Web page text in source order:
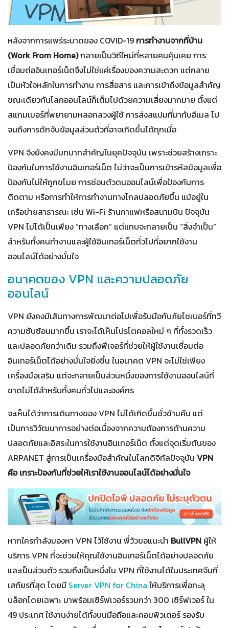
หลังจากการแพร่ระบาดของ COVID-19การทำงานจากที่บ้าน
(Work From Home)กลายเป็นวิถีใหม่ที่หลายคนคุ้นเคย การ
เชื่อมต่ออินเทอร์เน็ตจึงไม่ใช่แค่เรื่องของความสะดวก แต่กลาย
เป็นหัวใจหลักในการทำงาน การสื่อสาร และการเข้าถึงข้อมูลสำคัญ
ขณะเดียวกันโลกออนไลน์ก็เต็มไปด้วยความเสี่ยงมากมาย ตั้งแต่
สแกมเมอร์ที่พยายามหลอกลวงผู้ใช้ การส่งสแปมที่มากับอีเมล ไป
จนถึงการดักจับข้อมูลส่วนตัวที่อาจเกิดขึ้นได้ทุกเมื่อ
VPN จึงยังคงมีบทบาทสำคัญในยุคปัจจุบัน เพราะช่วยสร้างเกราะ
ป้องกันในการใช้งานอินเทอร์เน็ต ไม่ว่าจะเป็นการเข้ารหัสข้อมูลเพื่อ
ป้องกันไม่ให้ถูกขโมย การซ่อนตัวตนออนไลน์เพื่อป้องกันการ
ติดตาม หรือการทำให้การทำงานทางไกลปลอดภัยขึ้น แม้อยู่ใน
เครือข่ายสาธารณะ เช่น Wi-Fi ร้านกาแฟหรือสนามบิน ปัจจุบัน
VPN ไม่ได้เป็นเพียง “ทางเลือก” แต่แทบจะกลายเป็น “สิ่งจำเป็น”
สำหรับทั้งคนทำงานและผู้ใช้อินเทอร์เน็ตทั่วไปที่อยากใช้งาน
ออนไลน์ได้อย่างมั่นใจ
อนาคตของ VPN และความปลอดภัย
ออนไลน์
VPN ยังคงมีเส้นทางการพัฒนาต่อไปเพื่อรับมือกับภัยไซเบอร์ที่ทวี
ความซับซ้อนมากขึ้น เราจะได้เห็นโปรโตคอลใหม่ ๆ ที่ทั้งรวดเร็ว
และปลอดภัยกว่าเดิม รวมถึงฟีเจอร์ที่ช่วยให้ผู้ใช้งานเชื่อมต่อ
อินเทอร์เน็ตได้อย่างมั่นใจยิ่งขึ้น ในอนาคต VPN จะไม่ใช่เพียง
เครื่องมือเสริม แต่จะกลายเป็นส่วนหนึ่งของการใช้งานออนไลน์ที่
ขาดไม่ได้สำหรับทั้งคนทั่วไปและองค์กร
จะเห็นได้ว่าการเดินทางของ VPN ไม่ได้เกิดขึ้นชั่วข้ามคืน แต่
เป็นการวิวัฒนาการอย่างต่อเนื่องจากความต้องการด้านความ
ปลอดภัยและอิสระในการใช้งานอินเทอร์เน็ต ตั้งแต่จุดเริ่มต้นของ
ARPANET สู่การเป็นเครื่องมือสำคัญในโลกดิจิทัลปัจจุบัน VPN
คือ เกราะป้องกันที่ช่วยให้เราใช้งานออนไลน์ได้อย่างมั่นใจ
หากใครกำลังมองหา VPN ไว้ใช้งาน พี่วัวขอแนะนำ BullVPN ผู้ให้
บริการ VPN ที่จะช่วยให้คุณใช้งานอินเทอร์เน็ตได้อย่างปลอดภัย
และเป็นส่วนตัว รวมถึงเป็นหนึ่งใน VPN ที่ใช้งานได้ในประเทศจีนที่
เสถียรที่สุด โดยมี Server VPN for China ให้บริการเพื่อทะลุ
บล็อกโดยเฉพาะ มาพร้อมเซิร์ฟเวอร์รวมกว่า 300 เซิร์ฟเวอร์ ใน
49 ประเทศ ใช้งานง่ายได้ทั้งบนมือถือและคอมพิวเตอร์ รองรับ